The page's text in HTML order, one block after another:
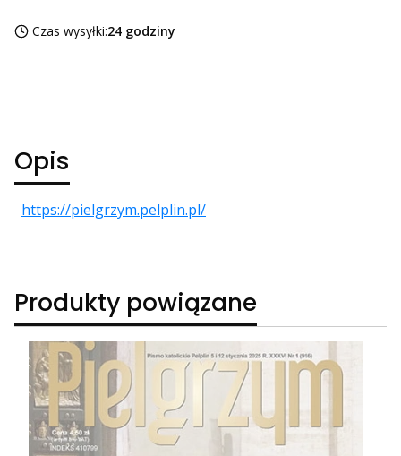
Czas wysyłki:24 godziny
Opis
https://pielgrzym.pelplin.pl/
Produkty powiązane